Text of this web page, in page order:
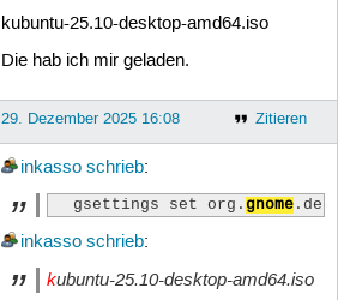
kubuntu-25.10-desktop-amd64.iso
Die hab ich mir geladen.
Zitieren
29. Dezember 2025 16:08
inkasso schrieb:
  gsettings set org.
gnome
inkasso schrieb:
kubuntu-25.10-desktop-amd64.iso